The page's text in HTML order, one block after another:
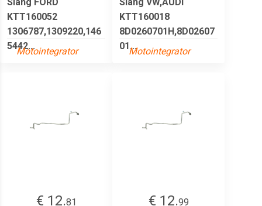
KTT160052
1306787,1309220,146
5442...
Motointegrator
KTT160018
8D0260701H,8D02607
01...Motointegrator
€ 12.81
€ 12.99